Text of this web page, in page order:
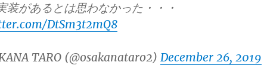
装があるとは思わなかった・・・
DtSm3t2mQ8
TARO (@osakanataro2) December 26, 2019